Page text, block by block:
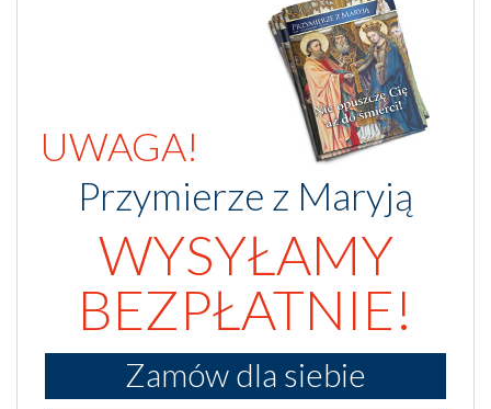
UWAGA!
Przymierze z Maryją
WYSYŁAMY
BEZPŁATNIE!
Zamów dla siebie